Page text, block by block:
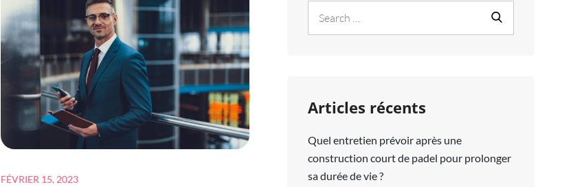
Posted
FÉVRIER 15, 2023
for:
Articles récents
Quel entretien prévoir après une
construction court de padel pour prolonger
sa durée de vie ?